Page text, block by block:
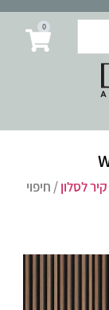
0
קיר לסלון/ חיפוי